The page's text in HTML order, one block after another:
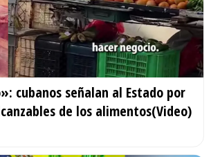
cubanos señalan al Estado por
de los alimentos(Video)